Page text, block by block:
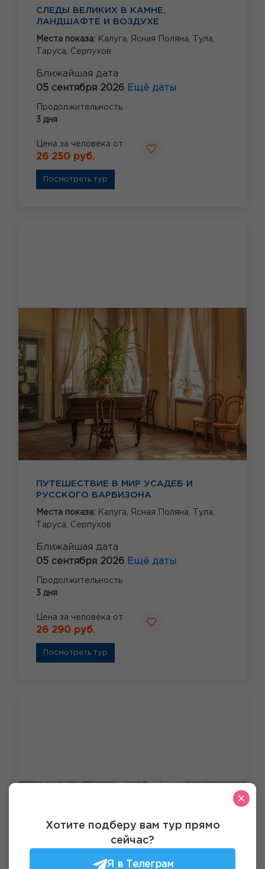
СЛЕДЫ ВЕЛИКИХ В КАМНЕ,
ЛАНДШАФТЕ И ВОЗДУХЕ
Места показа: Калуга, Ясная Поляна,
Тула,
Таруса, Серпухов
Ближайшая дата
05 сентября 2026 Ещё даты
Продолжительность
3 дня
Цена за человека от
26 250 руб.
Посмотреть тур
ПУТЕШЕСТВИЕ В МИР УСАДЕБ И
РУССКОГО БАРБИЗОНА
Места показа: Калуга, Ясная Поляна,
Тула,
Таруса, Серпухов
Ближайшая дата
05 сентября 2026 Ещё даты
Продолжительность
3 дня
Цена за человека от
26 290 руб.
Посмотреть тур
Хотите подберу вам тур прямо
сейчас?
Я в Телеграм